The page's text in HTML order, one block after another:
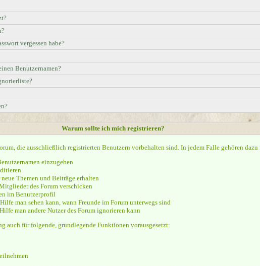
vergessen habe?
Benutzernamen?
Warum sollte ich mich registrieren?
die ausschließlich registrierten Benutzern vorbehalten sind. In jedem Falle gehören
einzugeben
Themen und Beiträge erhalten
des Forum verschicken
im Benutzerprofil
man sehen kann, wann Freunde im Forum unterwegs sind
man andere Nutzer des Forum ignorieren kann
auch für folgende, grundlegende Funktionen vorausgesetzt: